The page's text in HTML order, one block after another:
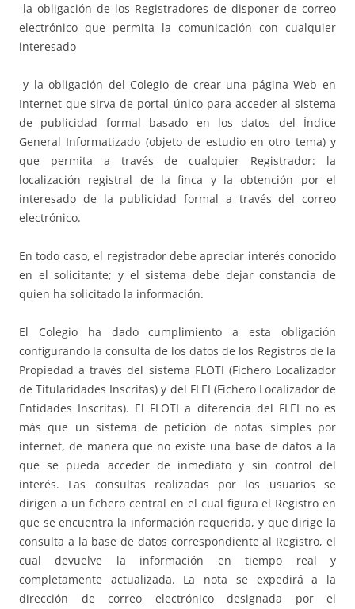
-la obligación de los Registradores de disponer de correo
electrónico que permita la comunicación con cualquier
interesado
-y la obligación del Colegio de crear una página Web en
Internet que sirva de portal único para acceder al sistema
de publicidad formal basado en los datos del Índice
General Informatizado (objeto de estudio en otro tema) y
que permita a través de cualquier Registrador: la
localización registral de la finca y la obtención por el
interesado de la publicidad formal a través del correo
electrónico.
En todo caso, el registrador debe apreciar interés conocido
en el solicitante; y el sistema debe dejar constancia de
quien ha solicitado la información.
El Colegio ha dado cumplimiento a esta obligación
configurando la consulta de los datos de los Registros de la
Propiedad a través del sistema FLOTI (Fichero Localizador
de Titularidades Inscritas) y del FLEI (Fichero Localizador de
Entidades Inscritas). El FLOTI a diferencia del FLEI no es
más que un sistema de petición de notas simples por
internet, de manera que no existe una base de datos a la
que se pueda acceder de inmediato y sin control del
interés. Las consultas realizadas por los usuarios se
dirigen a un fichero central en el cual figura el Registro en
que se encuentra la información requerida, y que dirige la
consulta a la base de datos correspondiente al Registro, el
cual devuelve la información en tiempo real y
completamente actualizada. La nota se expedirá a la
dirección de correo electrónico designada por el